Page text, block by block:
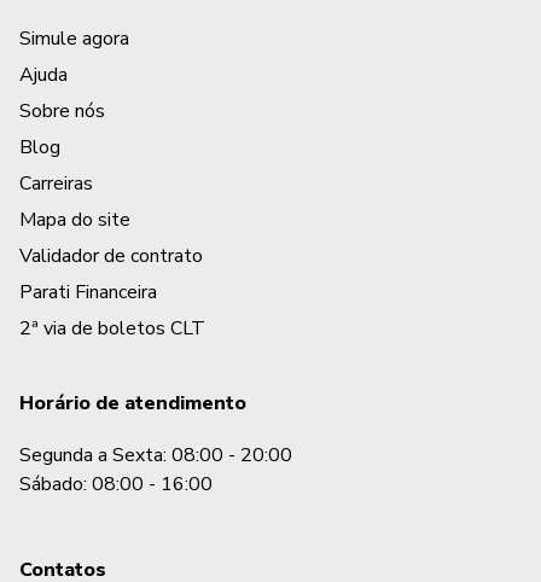
Simule agora
Ajuda
Sobre nós
Blog
Carreiras
Mapa do site
Validador de contrato
Parati Financeira
2ª via de boletos CLT
Horário de atendimento
Segunda a Sexta: 08:00 - 20:00
Sábado: 08:00 - 16:00
Contatos